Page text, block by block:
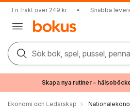
Fri frakt över 249 kr • Snabba
Sök bok, spel, pussel,
Skapa nya rutiner –
Ekonomi och Ledarskap